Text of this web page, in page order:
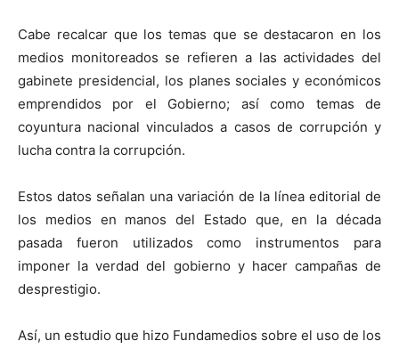
Cabe recalcar que los temas que se destacaron en los
medios monitoreados se refieren a las actividades del
gabinete presidencial, los planes sociales y económicos
emprendidos por el Gobierno; así como temas de
coyuntura nacional vinculados a casos de corrupción y
lucha contra la corrupción.
Estos datos señalan una variación de la línea editorial de
los medios en manos del Estado que, en la década
pasada fueron utilizados como instrumentos para
imponer la verdad del gobierno y hacer campañas de
desprestigio.
Así, un estudio que hizo Fundamedios sobre el uso de los